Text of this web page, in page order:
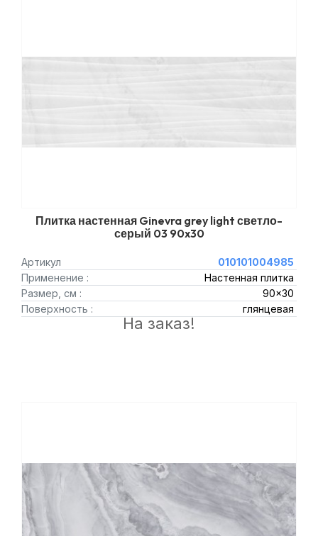
Плитка настенная Ginevra grey light светло-
серый 03 90x30
Артикул
010101004985
Применение :
Настенная плитка
Размер, см :
90x30
Поверхность :
глянцевая
На заказ!